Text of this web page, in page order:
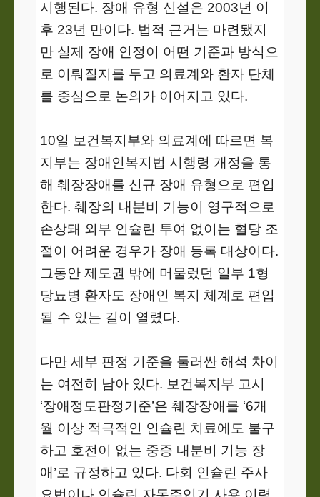
시행된다. 장애 유형 신설은 2003년 이
후 23년 만이다. 법적 근거는 마련됐지
만 실제 장애 인정이 어떤 기준과 방식으
로 이뤄질지를 두고 의료계와 환자 단체
를 중심으로 논의가 이어지고 있다.
10일 보건복지부와 의료계에 따르면 복
지부는 장애인복지법 시행령 개정을 통
해 췌장장애를 신규 장애 유형으로 편입
한다. 췌장의 내분비 기능이 영구적으로
손상돼 외부 인슐린 투여 없이는 혈당 조
절이 어려운 경우가 장애 등록 대상이다.
그동안 제도권 밖에 머물렀던 일부 1형
당뇨병 환자도 장애인 복지 체계로 편입
될 수 있는 길이 열렸다.
다만 세부 판정 기준을 둘러싼 해석 차이
는 여전히 남아 있다. 보건복지부 고시
‘장애정도판정기준’은 췌장장애를 ‘6개
월 이상 적극적인 인슐린 치료에도 불구
하고 호전이 없는 중증 내분비 기능 장
애’로 규정하고 있다. 다회 인슐린 주사